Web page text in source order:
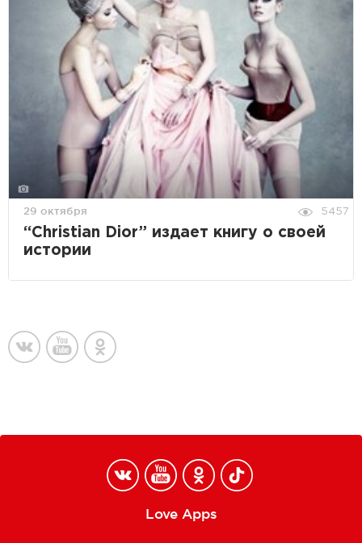
29 октября 5457
“Christian Dior” издает книгу о своей
истории
Love Apps